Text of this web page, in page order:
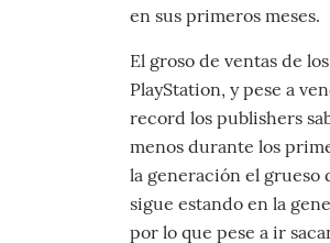
en sus primeros meses.
El groso de ventas de
PlayStation, y pese a
record los publishers
menos durante los
la generación el grueso
sigue estando en la
por lo que pese a ir